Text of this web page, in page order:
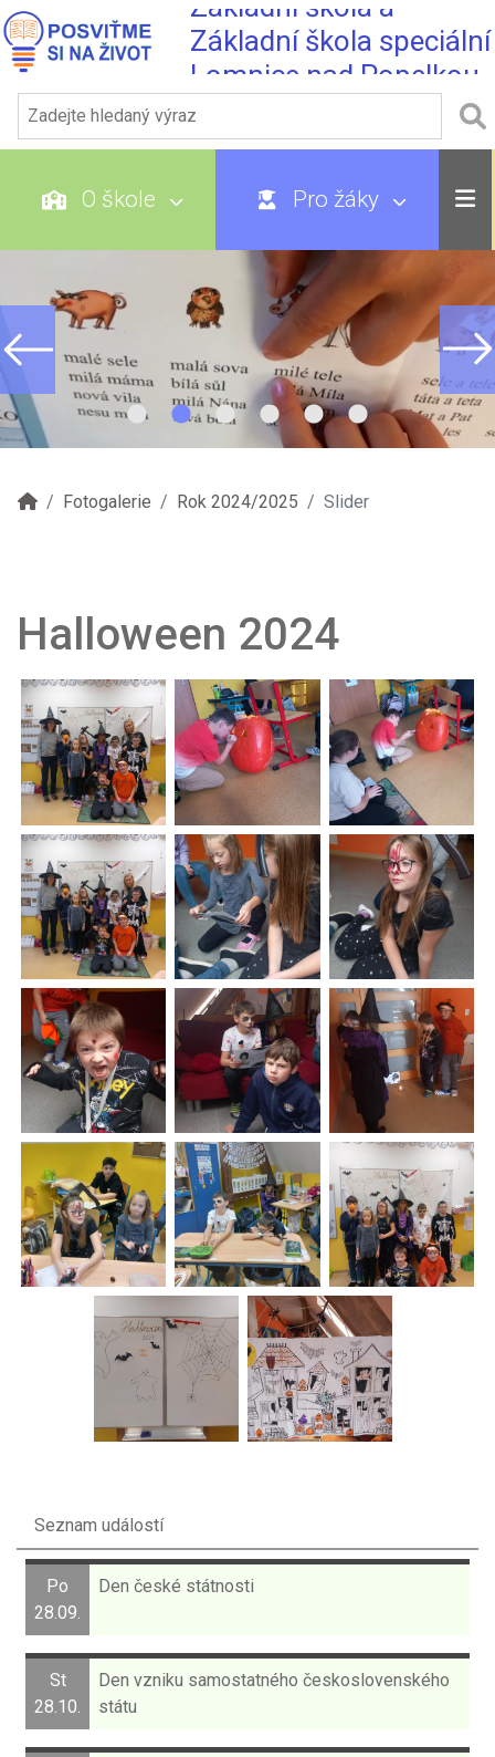
Základní škola a
Základní škola speciální
Lomnice nad Popelkou
O škole Pro žáky
Fotogalerie Rok 2024/2025 Slider
Halloween 2024
Seznam událostí
Po
28.09.
Den české státnosti
St
28.10.
Den vzniku samostatného československého
státu